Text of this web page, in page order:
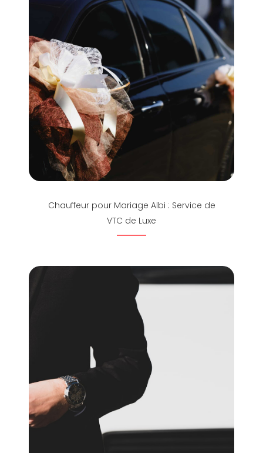
Chauffeur pour Mariage Albi : Service de
VTC de Luxe